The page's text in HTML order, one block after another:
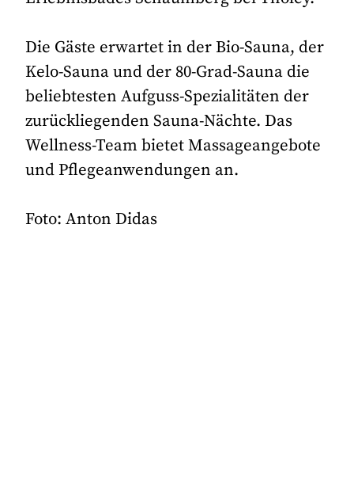
Die Gäste erwartet in der Bio-Sauna, der
Kelo-Sauna und der 80-Grad-Sauna die
beliebtesten Aufguss-Spezialitäten der
zurückliegenden Sauna-Nächte. Das
Wellness-Team bietet Massageangebote
und Pflegeanwendungen an.
Foto: Anton Didas